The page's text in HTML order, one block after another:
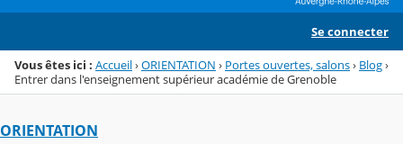
Se connecter
Vous êtes ici : Accueil›ORIENTATION › Portes ouvertes, salons› Blog›
Entrer dans l'enseignement supérieur académie de Grenoble
ORIENTATION